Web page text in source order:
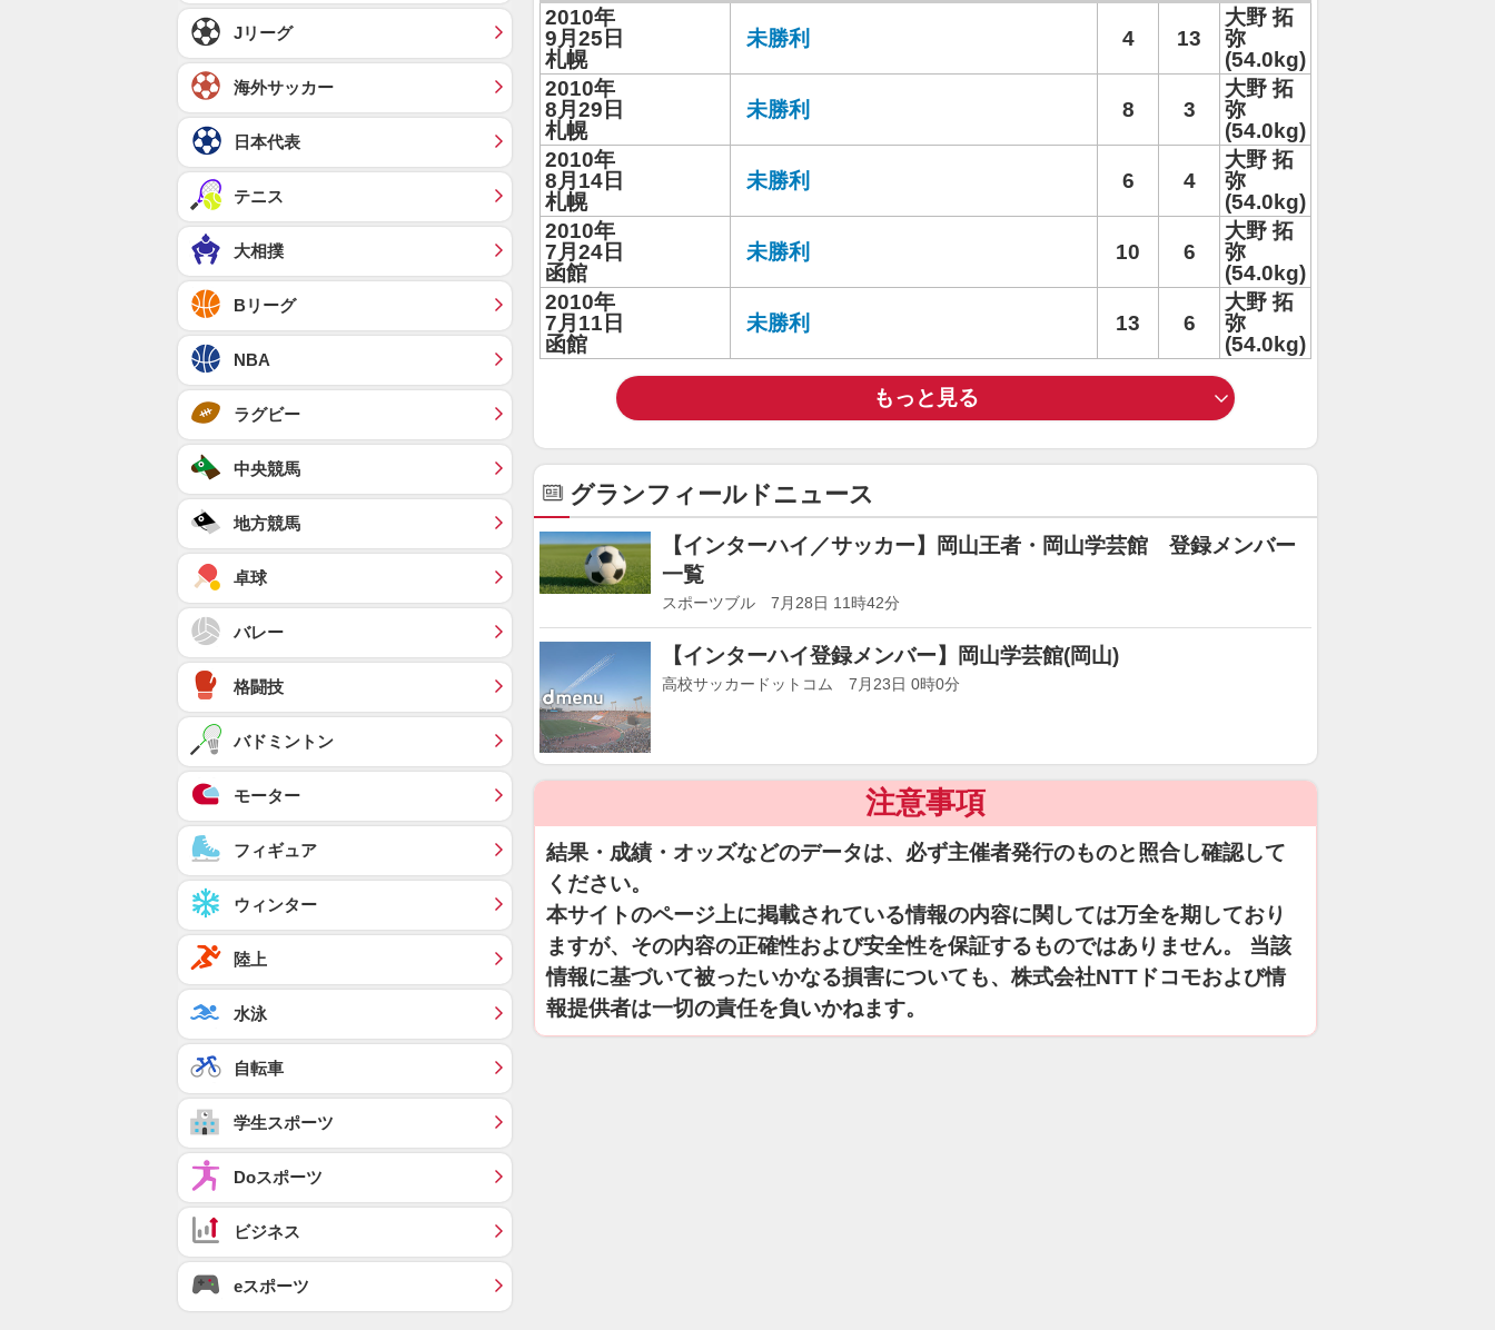
2010年
9月25日
札幌
未勝利 4 13
大野 拓
弥
(54.0kg)
2010年
8月29日
札幌
未勝利 8 3
大野 拓
弥
(54.0kg)
2010年
8月14日
札幌
未勝利 6 4
大野 拓
弥
(54.0kg)
2010年
7月24日
函館
未勝利 10 6
大野 拓
弥
(54.0kg)
2010年
7月11日
函館
未勝利 13 6
大野 拓
弥
(54.0kg)
もっと見る
グランフィールドニュース
【インターハイ／サッカー】岡山王者・岡山学芸館 登録メンバー
一覧
スポーツブル 7月28日 11時42分
【インターハイ登録メンバー】岡山学芸館(岡山)
高校サッカードットコム 7月23日 0時0分
注意事項
結果・成績・オッズなどのデータは、必ず主催者発行のものと照合し確認して
ください。
本サイトのページ上に掲載されている情報の内容に関しては万全を期しており
ますが、その内容の正確性および安全性を保証するものではありません。 当該
情報に基づいて被ったいかなる損害についても、株式会社NTTドコモおよび情
報提供者は一切の責任を負いかねます。
Jリーグ
海外サッカー
日本代表
テニス
大相撲
Bリーグ
NBA
ラグビー
中央競馬
地方競馬
卓球
バレー
格闘技
バドミントン
モーター
フィギュア
ウィンター
陸上
水泳
自転車
学生スポーツ
Doスポーツ
ビジネス
eスポーツ